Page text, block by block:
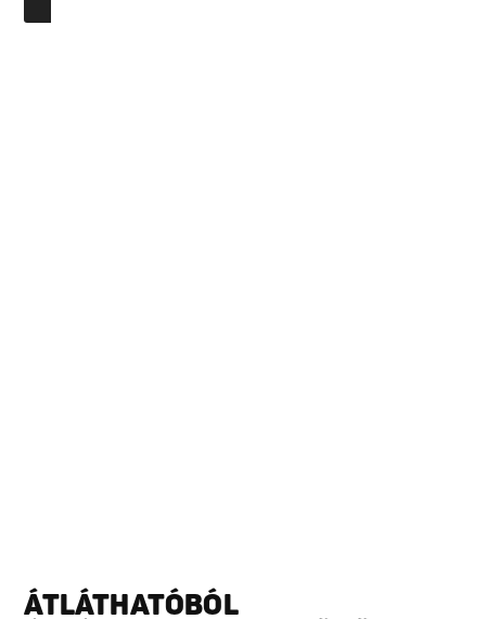
ÁTLÁTHATÓBÓL